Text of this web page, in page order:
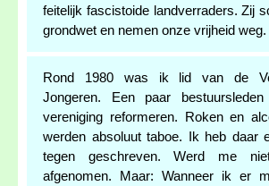
feitelijk fascistoide landverraders. Zij
grondwet en nemen onze vrijheid weg.
Rond 1980 was ik lid van de
Jongeren. Een paar
vereniging reformeren. Roken en
werden absoluut taboe. Ik heb daar
tegen geschreven. Werd me
afgenomen. Maar: Wanneer ik er